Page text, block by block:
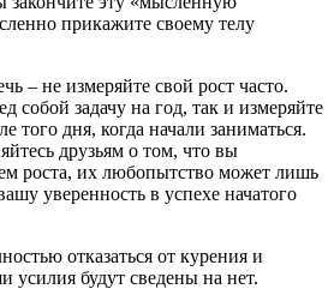
прикажите своему телу
– не измеряйте свой рост часто.
собой задачу на год, так и измеряйте
того дня, когда начали заниматься.
друзьям о том, что вы
роста, их любопытство может лишь
уверенность в успехе начатого
отказаться от курения и
усилия будут сведены на нет.